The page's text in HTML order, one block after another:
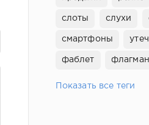
слоты слухи
смартфоны
фаблет флагман
Показать все теги